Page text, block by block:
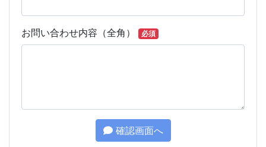
お問い合わせ内容（全角） 必須
確認画面へ